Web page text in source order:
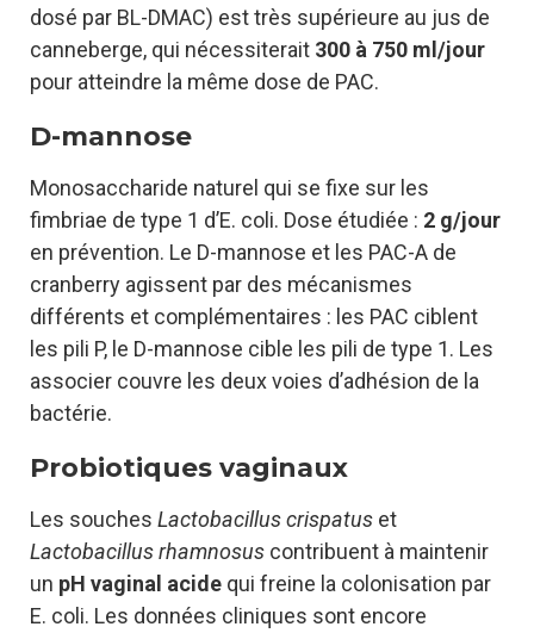
dosé par BL-DMAC) est très supérieure au jus de
canneberge, qui nécessiterait 300 à 750 ml/jour
pour atteindre la même dose de PAC.
D-mannose
Monosaccharide naturel qui se fixe sur les
fimbriae de type 1 d’E. coli. Dose étudiée : 2 g/jour
en prévention. Le D-mannose et les PAC-A de
cranberry agissent par des mécanismes
différents et complémentaires : les PAC ciblent
les pili P, le D-mannose cible les pili de type 1. Les
associer couvre les deux voies d’adhésion de la
bactérie.
Probiotiques vaginaux
Les souches Lactobacillus crispatus et
Lactobacillus rhamnosus contribuent à maintenir
un pH vaginal acide qui freine la colonisation par
E. coli. Les données cliniques sont encore